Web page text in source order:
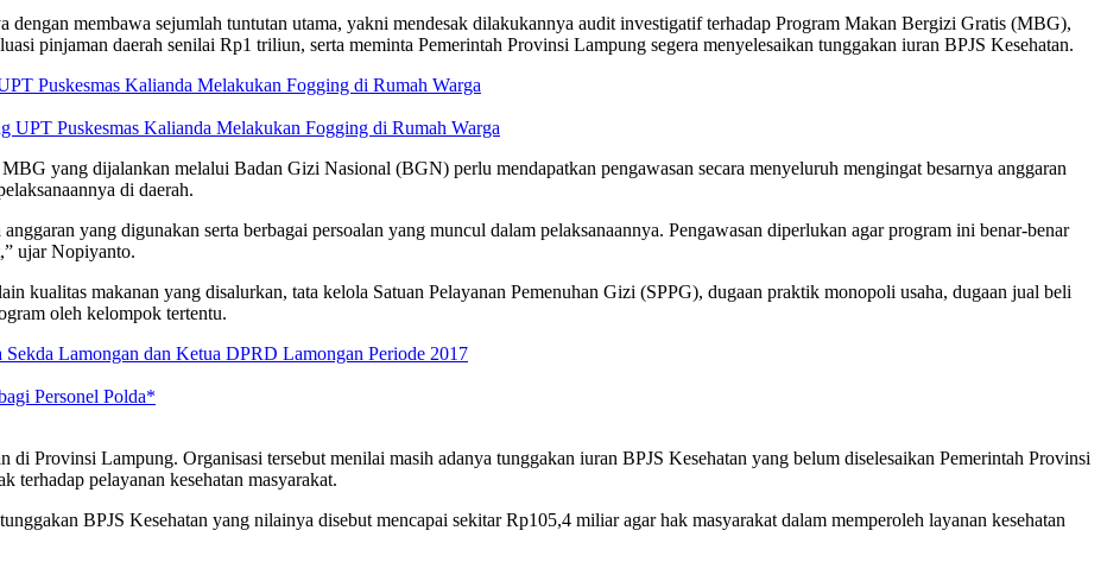
dengan membawa sejumlah tuntutan utama, yakni mendesak dilakukannya audit investigatif terhadap Program Makan Bergizi Gratis (MBG),
pinjaman daerah senilai Rp1 triliun, serta meminta Pemerintah Provinsi Lampung segera menyelesaikan tunggakan iuran BPJS Kesehatan.
Puskesmas Kalianda Melakukan Fogging di Rumah Warga
yang dijalankan melalui Badan Gizi Nasional (BGN) perlu mendapatkan pengawasan secara menyeluruh mengingat besarnya anggaran
di daerah.
yang digunakan serta berbagai persoalan yang muncul dalam pelaksanaannya. Pengawasan diperlukan agar program ini benar-benar
ujar Nopiyanto.
kualitas makanan yang disalurkan, tata kelola Satuan Pelayanan Pemenuhan Gizi (SPPG), dugaan praktik monopoli usaha, dugaan jual beli
oleh kelompok tertentu.
Lamongan dan Ketua DPRD Lamongan Periode 2017
Personel Polda*
Provinsi Lampung. Organisasi tersebut menilai masih adanya tunggakan iuran BPJS Kesehatan yang belum diselesaikan Pemerintah Provinsi
terhadap pelayanan kesehatan masyarakat.
BPJS Kesehatan yang nilainya disebut mencapai sekitar Rp105,4 miliar agar hak masyarakat dalam memperoleh layanan kesehatan